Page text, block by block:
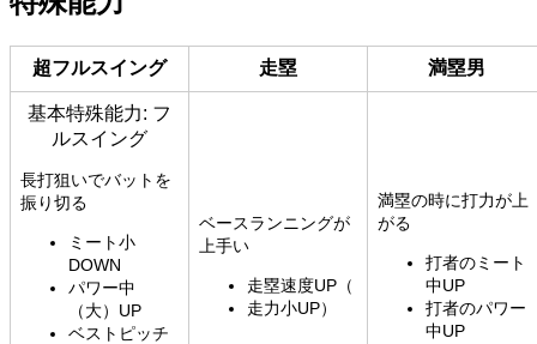
超フルスイング 走塁 満塁男
基本特殊能力: フ
ルスイング
長打狙いでバットを
振り切る
ミート小
DOWN
パワー中
（大）UP
ベストピッチ
ベースランニングが
上手い
走塁速度UP（
走力小UP）
満塁の時に打力が上
がる
打者のミート
中UP
打者のパワー
中UP